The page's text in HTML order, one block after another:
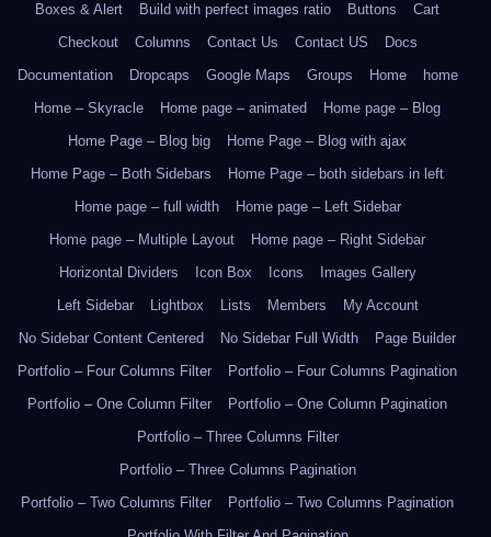
Boxes & Alert
Build with perfect images ratio Buttons
Cart
Checkout
Columns Contact Us Contact US
Docs
Documentation
Dropcaps Google Maps Groups Home
home
Home – Skyracle
Home page – animated
Home page – Blog
Home Page – Blog big
Home Page – Blog with ajax
Home Page – Both Sidebars
Home Page – both sidebars in left
Home page – full width
Home page – Left Sidebar
Home page – Multiple Layout
Home page – Right Sidebar
Horizontal Dividers
Icon Box Icons
Images Gallery
Left Sidebar
Lightbox Lists Members
My Account
No Sidebar Content Centered
No Sidebar Full Width
Page Builder
Portfolio – Four Columns Filter
Portfolio – Four Columns Pagination
Portfolio – One Column Filter
Portfolio – One Column Pagination
Portfolio – Three Columns Filter
Portfolio – Three Columns Pagination
Portfolio – Two Columns Filter
Portfolio – Two Columns Pagination